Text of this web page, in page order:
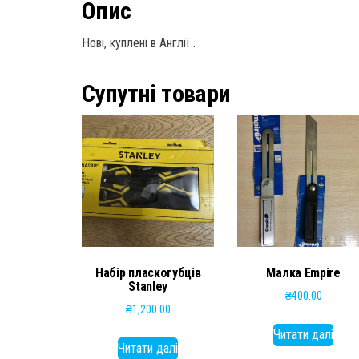
Опис
Нові, куплені в Англії .
Супутні товари
Набір пласкогубців
Stanley
₴1,200.00
Читати далі
Малка Empire
₴400.00
Читати далі